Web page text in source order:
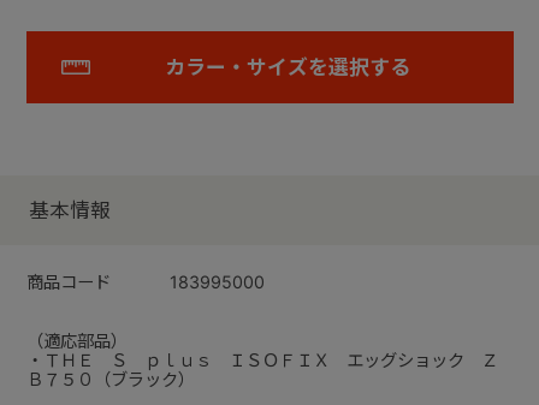
カラー・サイズを選択する
基本情報
商品コード 183995000
（適応部品）
・ＴＨＥ Ｓ ｐｌｕｓ ＩＳＯＦＩＸ エッグショック Ｚ
Ｂ７５０（ブラック）